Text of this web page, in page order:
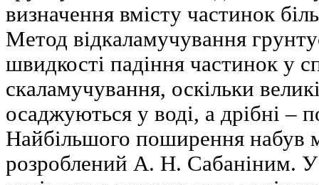
визначення вмісту частинок
Метод відкаламучування
швидкості падіння частинок у
скаламучування, оскільки
осаджуються у воді, а дрібні –
Найбільшого поширення набув
розроблений А. Н. Сабаніним. У